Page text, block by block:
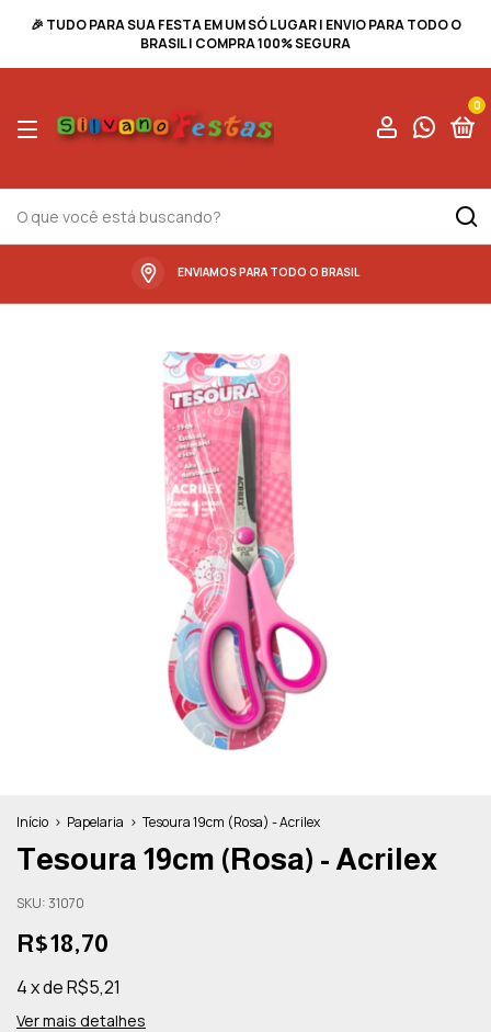
🎉 TUDO PARA SUA FESTA EM UM SÓ LUGAR | ENVIO PARA TODO O
BRASIL | COMPRA 100% SEGURA
0
ENVIAMOS PARA TODO O BRASIL
Início > Papelaria > Tesoura 19cm (Rosa) - Acrilex
Tesoura 19cm (Rosa) - Acrilex
SKU:31070
R$18,70
4xdeR$5,21
Ver mais detalhes